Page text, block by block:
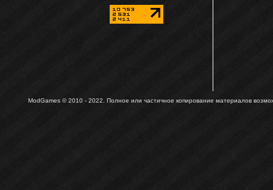
ModGames © 2010 - 2022. Полное или частичное копирование материалов